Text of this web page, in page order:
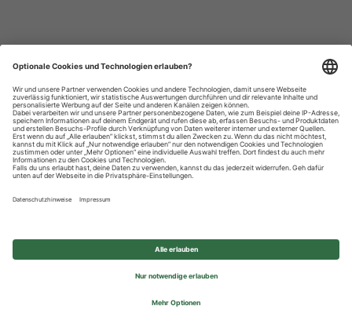
Datenschutzhinweise
Impressum
Privatsphäre-Einstellungen
© 2026 REWE Group - All rights reserved